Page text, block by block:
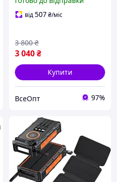
in L3S4W на сонячній
батареї 43800mAh з
від507₴/міс
3 040₴
3 800 ₴
Купити
ВсеОпт 97%